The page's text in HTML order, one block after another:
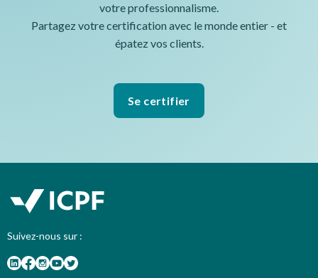
votre professionnalisme.
Partagez votre certification avec le monde entier - et
épatez vos clients.
Se certifier
Suivez-nous sur :